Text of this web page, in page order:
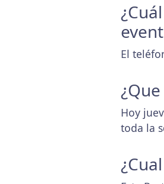
El
Hoy
toda la